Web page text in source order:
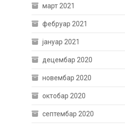
март 2021
фебруар 2021
јануар 2021
децембар 2020
новембар 2020
октобар 2020
септембар 2020